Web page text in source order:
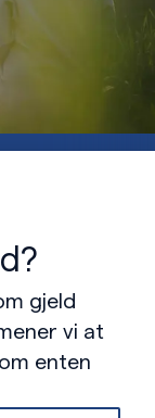
gjeld
vi at
enten